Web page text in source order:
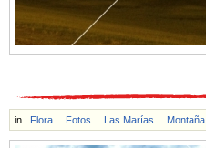
in Flora Fotos Las Marías Montaña